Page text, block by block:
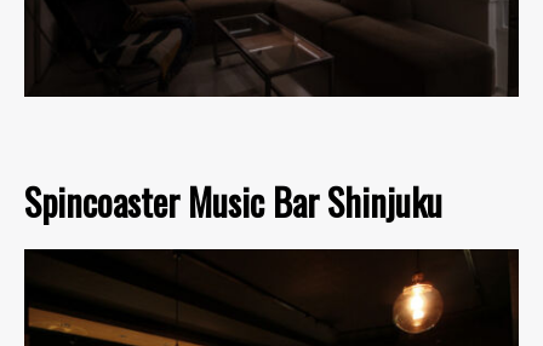
Spincoaster Music Bar Shinjuku